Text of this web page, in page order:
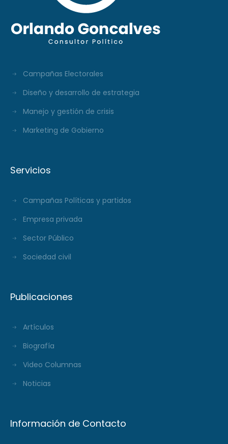
Campañas Electorales
Diseño y desarrollo de estrategia
Manejo y gestión de crisis
Marketing de Gobierno
Servicios
Campañas Políticas y partidos
Empresa privada
Sector Público
Sociedad civil
Publicaciones
Artículos
Biografía
Video Columnas
Noticias
Información de Contacto